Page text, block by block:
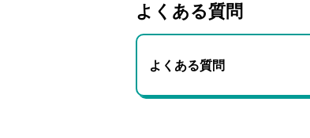
よくある質問
よくある質問